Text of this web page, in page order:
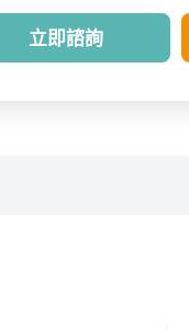
立即諮詢